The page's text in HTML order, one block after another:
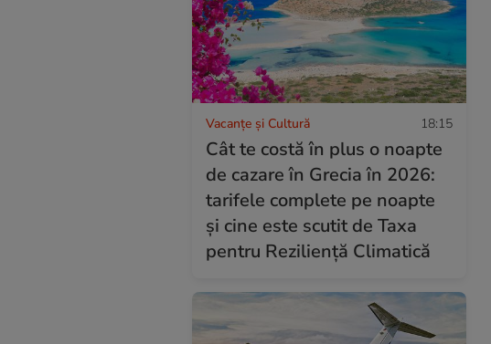
Vacanțe și Cultură 18:15
Cât te costă în plus o noapte
de cazare în Grecia în 2026:
tarifele complete pe noapte
și cine este scutit de Taxa
pentru Reziliență Climatică